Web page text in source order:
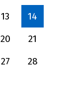
13
14
20
21
27
28